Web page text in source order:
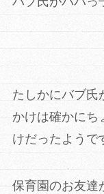
たしかにバブ氏
かけは確かにち
けだったようで
保育園のお友達